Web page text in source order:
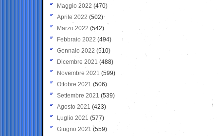
Maggio 2022 (470)
Aprile 2022 (502)
Marzo 2022 (542)
Febbraio 2022 (494)
Gennaio 2022 (510)
Dicembre 2021 (488)
Novembre 2021 (599)
Ottobre 2021 (506)
Settembre 2021 (539)
Agosto 2021 (423)
Luglio 2021 (577)
Giugno 2021(559)